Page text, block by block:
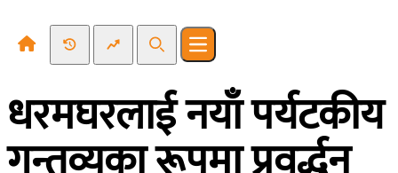
Recent NewsTrending News
SearchOpen main menu
धरमघरलाई नयाँ पर्यटकीय